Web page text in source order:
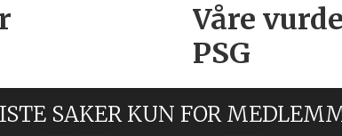
Våre
PSG
SAKER KUN FOR